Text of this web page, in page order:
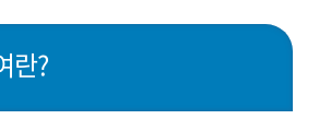
란?